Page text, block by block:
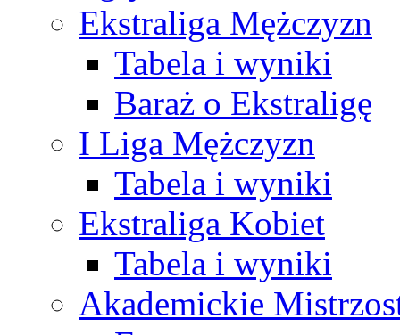
Ekstraliga Mężczyzn
Tabela i wyniki
Baraż o Ekstraligę
I Liga Mężczyzn
Tabela i wyniki
Ekstraliga Kobiet
Tabela i wyniki
Akademickie